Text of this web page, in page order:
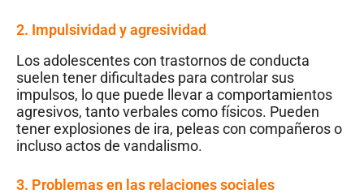
2. Impulsividad y agresividad
Los adolescentes con trastornos de conducta
suelen tener dificultades para controlar sus
impulsos, lo que puede llevar a comportamientos
agresivos, tanto verbales como físicos. Pueden
tener explosiones de ira, peleas con compañeros o
incluso actos de vandalismo.
3. Problemas en las relaciones sociales